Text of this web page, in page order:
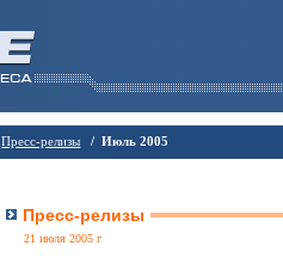
Пресс-релизы / Июль 2005
Пресс-релизы
21 июля 2005 г